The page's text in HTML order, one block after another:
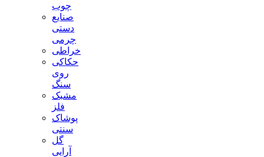
چوب
صنایع
دستی
چرمی
خراطی
حکاکی
روی
سنگ
مشبک
فلز
پوشاک
سنتی
گل
آرایی